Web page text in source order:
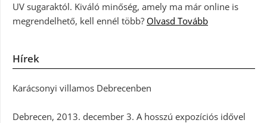
UV sugaraktól. Kiváló minőség, amely ma már online is
megrendelhető, kell ennél több? Olvasd Tovább
Hírek
Karácsonyi villamos Debrecenben
Debrecen, 2013. december 3. A hosszú expozíciós idővel